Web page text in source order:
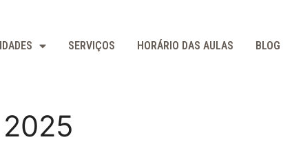
SERVIÇOS HORÁRIO DAS AULAS BLOG